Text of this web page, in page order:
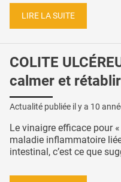
LIRE LA SUITE
COLITE
calmer et
Actualité publiée il y a 10
Le vinaigre efficace pour
maladie inflammatoire
intestinal, c’est ce que